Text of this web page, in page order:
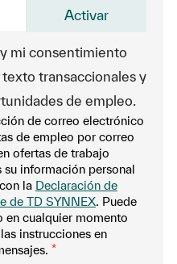
mi consentimiento
transaccionales y
de empleo.
de correo electrónico
de empleo por correo
ofertas de trabajo
su información personal
la Declaración de
de TD SYNNEX. Puede
en cualquier momento
instrucciones en
*
Activar